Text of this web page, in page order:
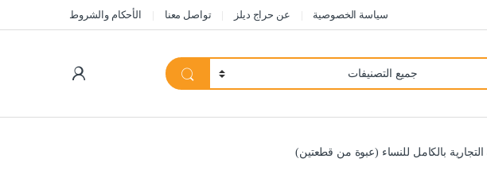
سياسة الخصوصية عن حراج ديلز تواصل معنا الأحكام والشروط
بالكامل للنساء (عبوة من قطعتين)